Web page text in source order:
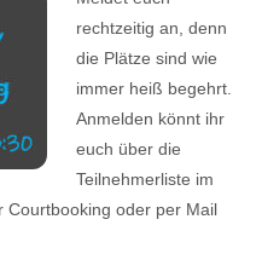
rechtzeitig an, denn
die Plätze sind wie
immer heiß begehrt.
Anmelden könnt ihr
euch über die
Teilnehmerliste im
Courtbooking oder per Mail